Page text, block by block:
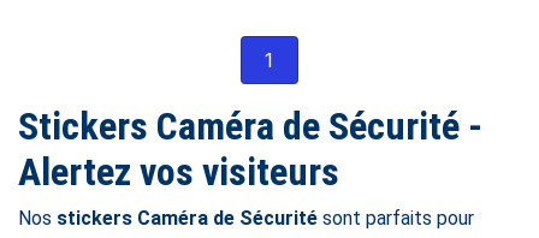
1
Stickers Caméra de Sécurité -
Alertez vos visiteurs
Nos stickers Caméra de Sécurité sont parfaits pour